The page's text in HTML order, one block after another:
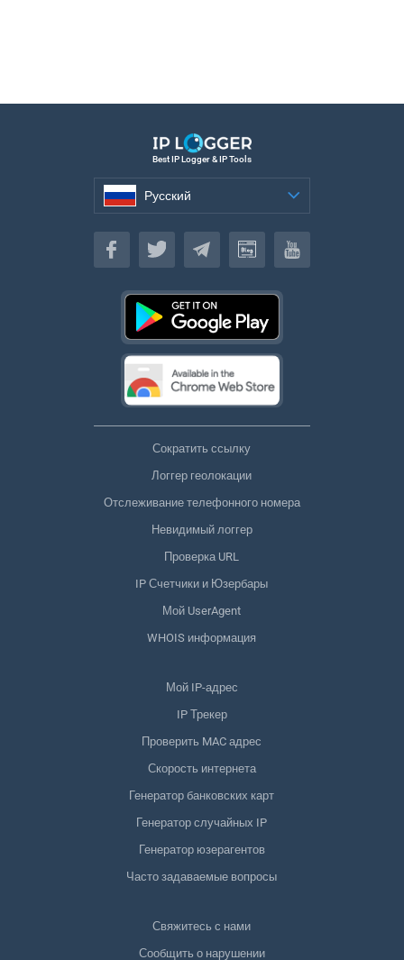
Best IP Logger & IP Tools
Русский
Русский
Сократить ссылку
Логгер геолокации
Отслеживание телефонного номера
Невидимый логгер
Проверка URL
IP Счетчики и Юзербары
Мой UserAgent
WHOIS информация
Мой IP-адрес
IP Трекер
Проверить MAC адрес
Скорость интернета
Генератор банковских карт
Генератор случайных IP
Генератор юзерагентов
Часто задаваемые вопросы
Свяжитесь с нами
Сообщить о нарушении